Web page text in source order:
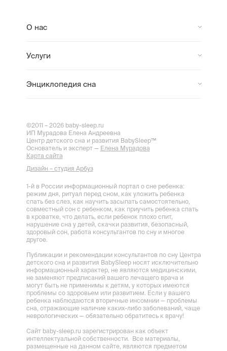
О нас
Услуги
Энциклопедия сна
©2011 – 2026 baby-sleep.ru
ИП Мурадова Елена Андреевна
Центр детского сна и развития BabySleep™
Основатель и эксперт — Елена Мурадова
Карта сайта
Дизайн – студия Арбуз
1-й в России информационный портал о сне ребенка:
режим дня, ритуал перед сном, как уложить ребенка
спать без слез, как научить засыпать самостоятельно,
совместный сон с ребенком, как приучить ребенка спать
в кроватке, что делать, если ребенок плохо спит,
нарушение сна у детей, скачки развития, безопасный,
здоровый сон, работа консультантов по сну и многое
другое.
Публикации и рекомендации консультантов по сну Центра
детского сна и развития BabySleep носят исключительно
информационный характер, не являются медицинскими,
не заменяют предписаний вашего лечащего врача и
могут быть не применимы к детям, у которых имеются
проблемы со здоровьем или развитием. Если у вашего
ребенка наблюдаются вторичные инсомнии — проблемы
сна, отражающие наличие каких-либо заболеваний, чаще
неврологических — обязательно обратитесь к врачу!
Сайт baby-sleep.ru зарегистрирован как объект
интеллектуальной собственности. Все материалы,
размещенные на данном сайте, являются предметом